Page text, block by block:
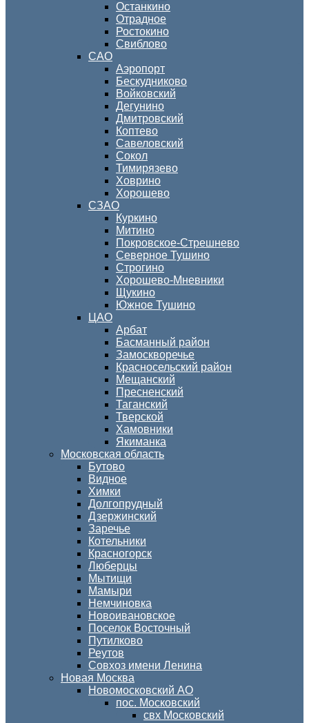
Останкино
Отрадное
Ростокино
Свиблово
САО
Аэропорт
Бескудниково
Войковский
Дегунино
Дмитровский
Коптево
Савеловский
Сокол
Тимирязево
Ховрино
Хорошево
СЗАО
Куркино
Митино
Покровское-Стрешнево
Северное Тушино
Строгино
Хорошево-Мневники
Щукино
Южное Тушино
ЦАО
Арбат
Басманный район
Замоскворечье
Красносельский район
Мещанский
Пресненский
Таганский
Тверской
Хамовники
Якиманка
Московская область
Бутово
Видное
Химки
Долгопрудный
Дзержинский
Заречье
Котельники
Красногорск
Люберцы
Мытищи
Мамыри
Немчиновка
Новоивановское
Поселок Восточный
Путилково
Реутов
Совхоз имени Ленина
Новая Москва
Новомосковский АО
пос. Московский
свх Московский